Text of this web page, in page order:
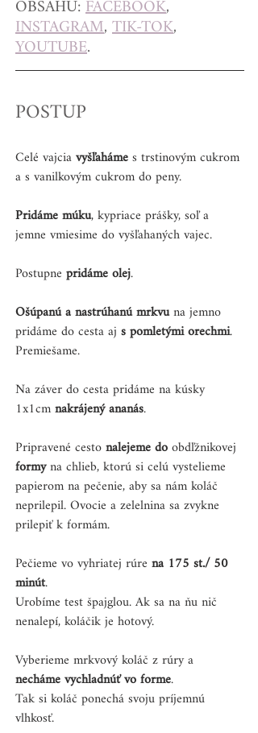
OBSAHU: FACEBOOK,
INSTAGRAM, TIK-TOK,
YOUTUBE.
POSTUP
Celé vajcia vyšľaháme s trstinovým cukrom
a s vanilkovým cukrom do peny.
Pridáme múku, kypriace prášky, soľ a
jemne vmiesime do vyšľahaných vajec.
Postupne pridáme olej.
Ošúpanú a nastrúhanú mrkvu na jemno
pridáme do cesta aj s pomletými orechmi.
Premiešame.
Na záver do cesta pridáme na kúsky
1x1cm nakrájený ananás.
Pripravené cesto nalejeme do obdľžnikovej
formy na chlieb, ktorú si celú vystelieme
papierom na pečenie, aby sa nám koláč
neprilepil. Ovocie a zelelnina sa zvykne
prilepiť k formám.
Pečieme vo vyhriatej rúre na 175 st./ 50
minút.
Urobíme test špajglou. Ak sa na ňu nič
nenalepí, koláčik je hotový.
Vyberieme mrkvový koláč z rúry a
necháme vychladnúť vo forme.
Tak si koláč ponechá svoju príjemnú
vlhkosť.